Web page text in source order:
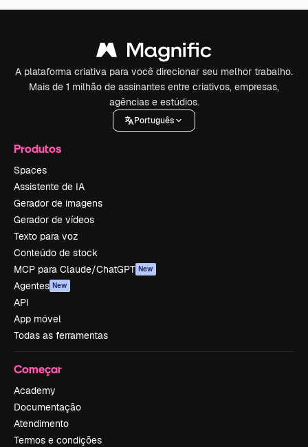
A plataforma criativa para você direcionar seu melhor trabalho.
Mais de 1 milhão de assinantes entre criativos, empresas,
agências e estúdios.
Português
Produtos
Spaces
Assistente de IA
Gerador de imagens
Gerador de vídeos
Texto para voz
Conteúdo de stock
MCP para Claude/ChatGPT New
Agentes New
API
App móvel
Todas as ferramentas
Começar
Academy
Documentação
Atendimento
Termos e condições